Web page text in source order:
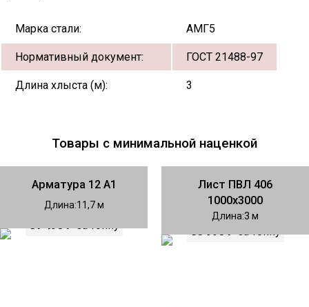
Марка стали: АМГ5
Нормативный документ: ГОСТ 21488-97
Длина хлыста (м): 3
Товары с минимальной наценкой
Арматура 12 А1
Длина 11,7
Лист ПВЛ 406
1000х3000
Длина 3